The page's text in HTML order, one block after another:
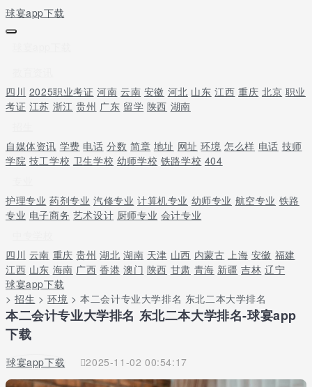
球宴app下载
四川 2025职业考证 河南 云南 安徽 河北 山东 江西 重庆 北京 职业
考证 江苏 浙江 贵州 广东 留学 陕西 湖南
自媒体资讯 学费 电话 分数 简章 地址 网址 环境 怎么样 电话 技师
学院 技工学校 卫生学校 幼师学校 铁路学校 404
护理专业 药剂专业 汽修专业 计算机专业 幼师专业 航空专业 铁路
专业 电子商务 艺术设计 厨师专业 会计专业
四川 云南 重庆 贵州 湖北 湖南 天津 山西 内蒙古 上海 安徽 福建
江西 山东 海南 广西 香港 澳门 陕西 甘肃 青海 新疆 吉林 辽宁
球宴app下载
>招生 >环境 > 本二会计专业大学排名 东北二本大学排名
本二会计专业大学排名 东北二本大学排名-球宴app
下载
球宴app下载 2025-11-02 00:54:17